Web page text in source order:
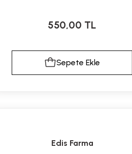
550,00 TL
Sepete Ekle
Edis Farma